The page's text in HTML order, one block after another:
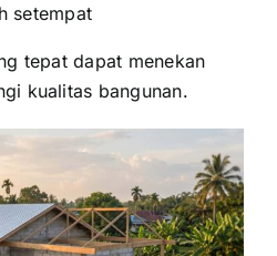
setempat
tepat dapat menekan
kualitas bangunan.